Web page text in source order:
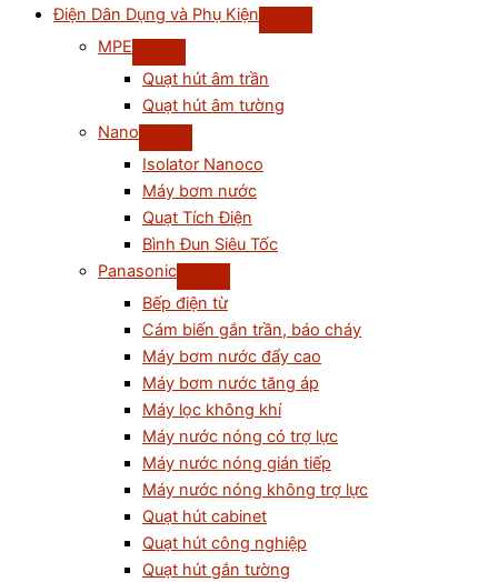
Điện Dân Dụng và Phụ Kiện
MPE
Quạt hút âm trần
Quạt hút âm tường
Nano
Isolator Nanoco
Máy bơm nước
Quạt Tích Điện
Bình Đun Siêu Tốc
Panasonic
Bếp điện từ
Cám biến gắn trần, báo cháy
Máy bơm nước đẩy cao
Máy bơm nước tăng áp
Máy lọc không khí
Máy nước nóng có trợ lực
Máy nước nóng gián tiếp
Máy nước nóng không trợ lực
Quạt hút cabinet
Quạt hút công nghiệp
Quạt hút gắn tường